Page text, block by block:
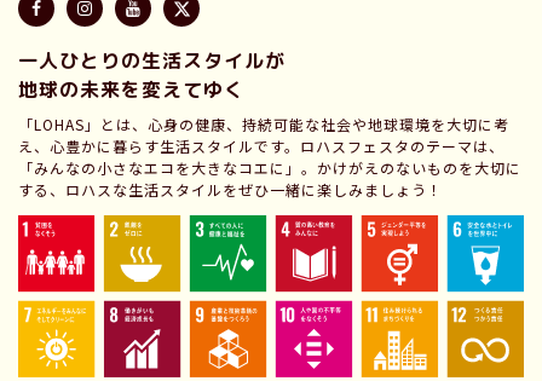
一人ひとりの生活スタイルが
地球の未来を変えてゆく
「LOHAS」とは、心身の健康、持続可能な社会や地球環境を大切に考
え、心豊かに暮らす生活スタイルです。ロハスフェスタのテーマは、
「みんなの小さなエコを大きなコエに」。かけがえのないものを大切に
する、ロハスな生活スタイルをぜひ一緒に楽しみましょう！